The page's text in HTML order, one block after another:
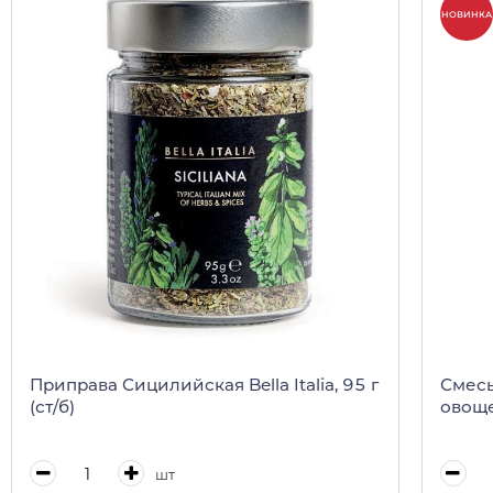
Приправа Сицилийская Bella Italia, 95 г
(ст/б)
шт
НОВИНКА